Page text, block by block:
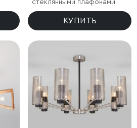
стеклянными плафонами
КУПИТЬ